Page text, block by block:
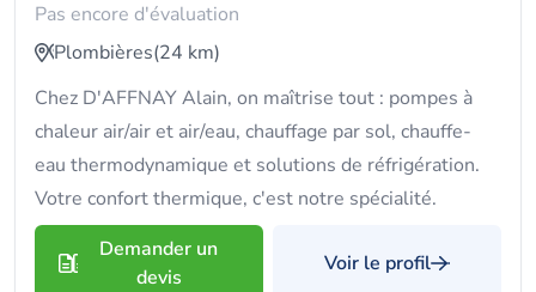
Pas encore d'évaluation
Plombières(24 km)
Chez D'AFFNAY Alain, on maîtrise tout : pompes à
chaleur air/air et air/eau, chauffage par sol, chauffe-
eau thermodynamique et solutions de réfrigération.
Votre confort thermique, c'est notre spécialité.
Demander un
devis
Voir le profil